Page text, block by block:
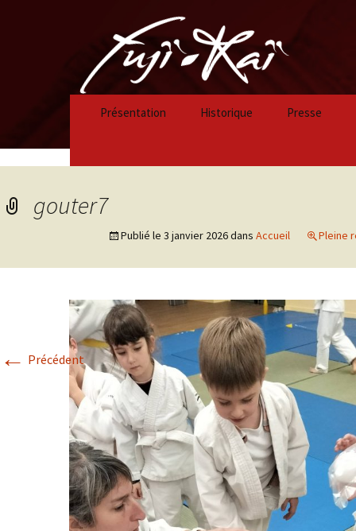
Présentation Historique
Historique 2018/2019
Historique 2017-2018
Historique 2016-2017
Historique 2015-2016
Presse
gouter7
Publié le 3 janvier 2026dans Accueil Pleine
← Précédent